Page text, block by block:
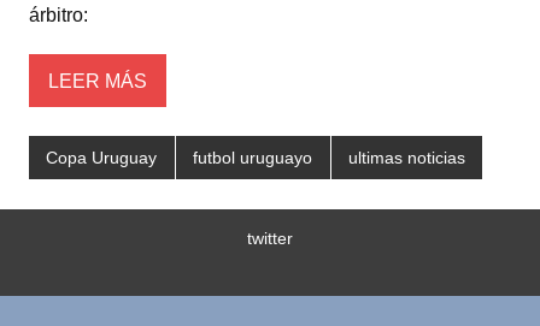
árbitro:
LEER MÁS
Copa Uruguay futbol uruguayo ultimas noticias
twitter